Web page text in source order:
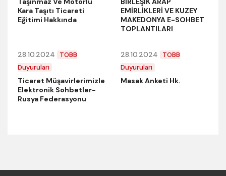
Kara Taşıtı Ticareti
Eğitimi Hakkında
EMİRLİKLERİ VE KUZEY
MAKEDONYA E-SOHBET
TOPLANTILARI
28.10.2024
TOBB
Duyuruları
Ticaret Müşavirlerimizle
Elektronik Sohbetler-
Rusya Federasyonu
28.10.2024
TOBB
Duyuruları
Masak Anketi Hk.